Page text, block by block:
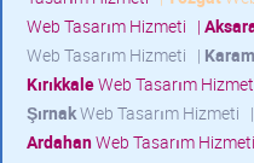
Web Tasarım Hizmeti |
Web Tasarım Hizmeti |
KırıkkaleWeb Tasarım
ŞırnakWeb Tasarım Hizmeti |
ArdahanWeb Tasarım Hizmeti